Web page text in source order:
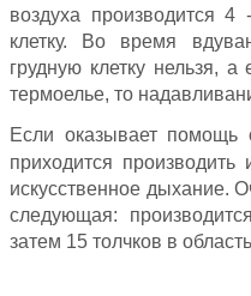
воздуха производится
клетку. Во время
грудную клетку нельзя,
термоелье, то
Если оказывает помощь
приходится
искусственное дыхание.
следующая:
затем 15 толчков в